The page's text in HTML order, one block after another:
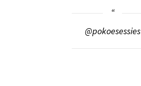
@pokoesessies